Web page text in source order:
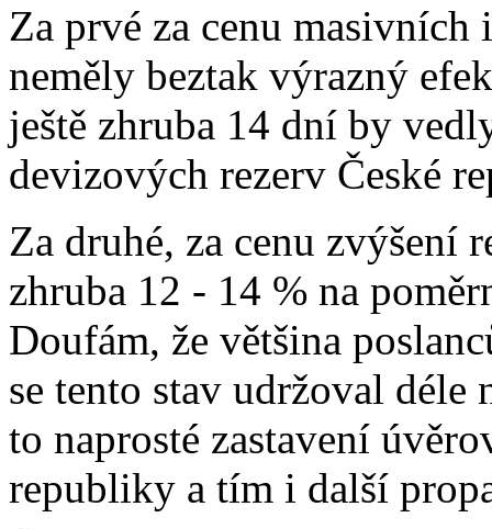
Za prvé za cenu
neměly beztak výrazný
ještě zhruba 14 dní by
devizových rezerv České
Za druhé, za cenu zvýšení
zhruba 12 - 14 % na
Doufám, že většina
se tento stav udržoval
to naprosté zastavení
republiky a tím i další